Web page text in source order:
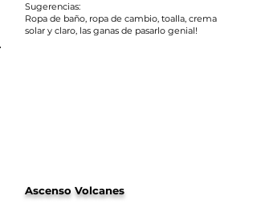
Sugerencias:
Ropa de baño, ropa de cambio, toalla, crema
solar y claro, las ganas de pasarlo genial!
Ascenso Volcanes